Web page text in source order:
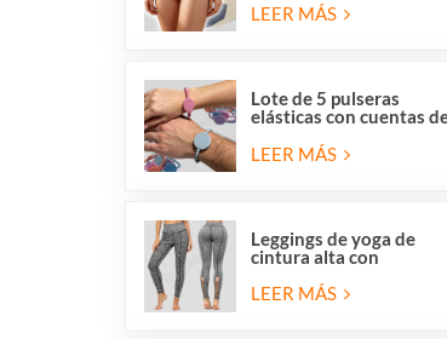
y respetuosas con la
LEER MÁS
Lote de 5 pulseras
elásticas con cuentas
Milagrosa de la Iglesia
LEER MÁS
Leggings de yoga de
cintura alta con
y malla con aberturas
LEER MÁS